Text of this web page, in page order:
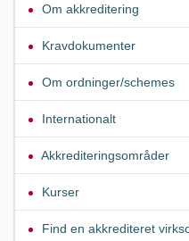
Om akkreditering
Kravdokumenter
Om ordninger/schemes
Internationalt
Akkrediteringsområder
Kurser
Find en akkrediteret